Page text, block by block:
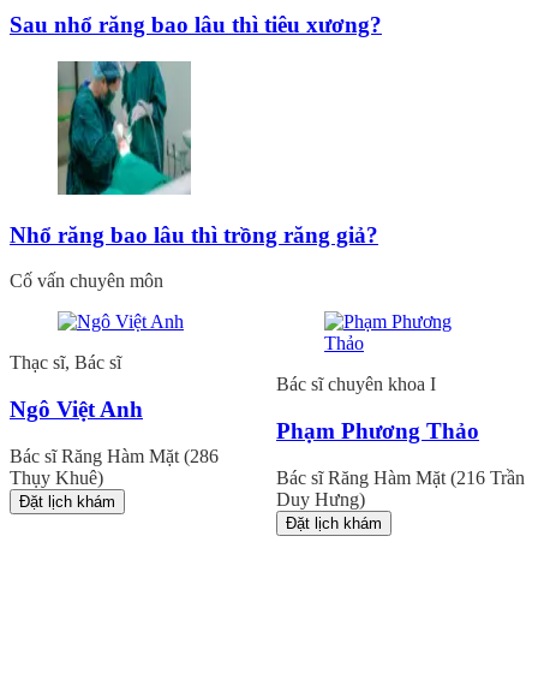
Sau nhổ răng bao lâu thì tiêu xương?
Nhổ răng bao lâu thì trồng răng giả?
Cố vấn chuyên môn
Thạc sĩ, Bác sĩ
Ngô Việt Anh
Bác sĩ Răng Hàm Mặt (286
Thụy Khuê)
Đặt lịch khám
Bác sĩ chuyên khoa I
Phạm Phương Thảo
Bác sĩ Răng Hàm Mặt (216 Trần
Duy Hưng)
Đặt lịch khám